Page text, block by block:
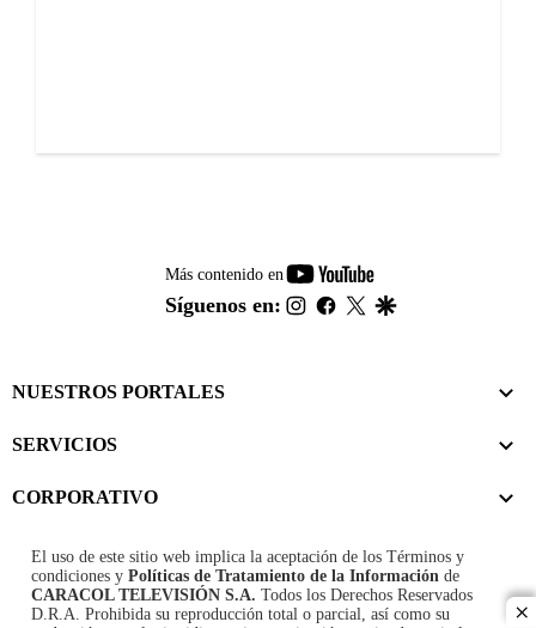
Más contenido en
youtube-
footer
Síguenos en: instagram
facebook
twitter
NUESTROS PORTALES
SERVICIOS
CORPORATIVO
El uso de este sitio web implica la aceptación de los Términos y
condiciones y Políticas de Tratamiento de la Información de
CARACOL TELEVISIÓN S.A. Todos los Derechos Reservados
D.R.A. Prohibida su reproducción total o parcial, así como su